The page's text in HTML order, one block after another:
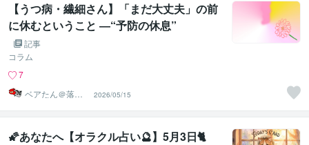
【うつ病・繊細さん】「まだ大丈夫」の前
に休むということ ―“予防の休息”
記事
コラム
7
ベアたん＠落書
きイラストレー
ター
2026/05/15
🌠あなたへ【オラクル占い🔮】5月3日🐈